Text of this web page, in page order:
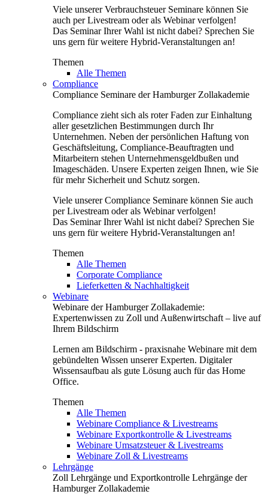
Viele unserer Verbrauchsteuer Seminare können Sie
auch per Livestream oder als Webinar verfolgen!
Das Seminar Ihrer Wahl ist nicht dabei? Sprechen Sie
uns gern für weitere Hybrid-Veranstaltungen an!
Themen
Alle Themen
Compliance
Compliance Seminare der Hamburger Zollakademie
Compliance zieht sich als roter Faden zur Einhaltung
aller gesetzlichen Bestimmungen durch Ihr
Unternehmen. Neben der persönlichen Haftung von
Geschäftsleitung, Compliance-Beauftragten und
Mitarbeitern stehen Unternehmensgeldbußen und
Imageschäden. Unsere Experten zeigen Ihnen, wie Sie
für mehr Sicherheit und Schutz sorgen.
Viele unserer Compliance Seminare können Sie auch
per Livestream oder als Webinar verfolgen!
Das Seminar Ihrer Wahl ist nicht dabei? Sprechen Sie
uns gern für weitere Hybrid-Veranstaltungen an!
Themen
Alle Themen
Corporate Compliance
Lieferketten & Nachhaltigkeit
Webinare
Webinare der Hamburger Zollakademie:
Expertenwissen zu Zoll und Außenwirtschaft – live auf
Ihrem Bildschirm
Lernen am Bildschirm - praxisnahe Webinare mit dem
gebündelten Wissen unserer Experten. Digitaler
Wissensaufbau als gute Lösung auch für das Home
Office.
Themen
Alle Themen
Webinare Compliance & Livestreams
Webinare Exportkontrolle & Livestreams
Webinare Umsatzsteuer & Livestreams
Webinare Zoll & Livestreams
Lehrgänge
Zoll Lehrgänge und Exportkontrolle Lehrgänge der
Hamburger Zollakademie